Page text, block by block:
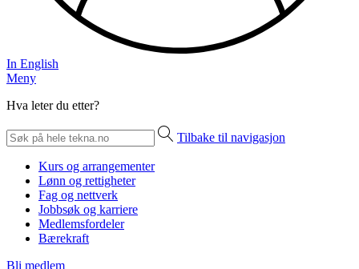
In English
Meny
Hva leter du etter?
Tilbake til navigasjon
Kurs og arrangementer
Lønn og rettigheter
Fag og nettverk
Jobbsøk og karriere
Medlemsfordeler
Bærekraft
Bli medlem